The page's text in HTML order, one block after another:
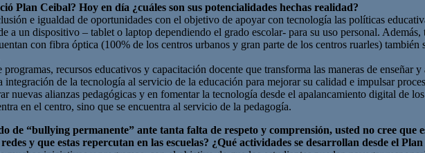
Plan Ceibal? Hoy en día ¿cuáles son sus potencialidades hechas realidad?
e igualdad de oportunidades con el objetivo de apoyar con tecnología las políticas
a un dispositivo – tablet o laptop dependiendo el grado escolar- para su uso personal.
con fibra óptica (100% de los centros urbanos y gran parte de los centros ruarles)
recursos educativos y capacitación docente que transforma las maneras de enseñar
de la tecnología al servicio de la educación para mejorar su calidad e impulsar
nuevas alianzas pedagógicas y en fomentar la tecnología desde el apalancamiento digital de
en el centro, sino que se encuentra al servicio de la pedagogía.
de “bullying permanente” ante tanta falta de respeto y comprensión, usted no cree que
y que estas repercutan en las escuelas? ¿Qué actividades se desarrollan desde el